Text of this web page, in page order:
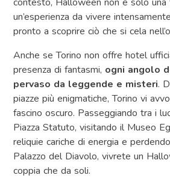
un’esperienza da vivere
pronto a scoprire ciò che si cela
Anche se Torino non offre hotel
presenza di fantasmi, ogni angolo
pervaso da leggende e misteri.
piazze più enigmatiche, Torino vi
fascino oscuro. Passeggiando tra i
Piazza Statuto, visitando il Museo
reliquie cariche di energia e
Palazzo del Diavolo, vivrete un
coppia che da soli.